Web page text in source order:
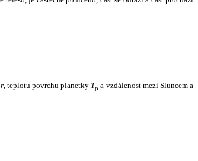
r, teplotu povrchu planetky Tp a vzdálenost mezi Sluncem a